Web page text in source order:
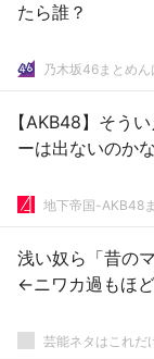
たら誰？
乃木坂46まとめん
【AKB48】そう
ーは出ないのか
地下帝国-AKB48
浅い奴ら「昔の
←ニワカ過もほ
芸能ネタはこれだ